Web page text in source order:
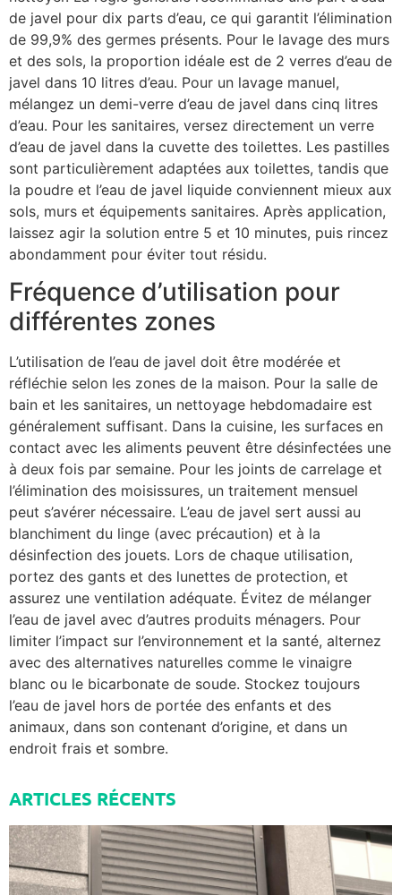
de javel pour dix parts d’eau, ce qui garantit l’élimination
de 99,9% des germes présents. Pour le lavage des murs
et des sols, la proportion idéale est de 2 verres d’eau de
javel dans 10 litres d’eau. Pour un lavage manuel,
mélangez un demi-verre d’eau de javel dans cinq litres
d’eau. Pour les sanitaires, versez directement un verre
d’eau de javel dans la cuvette des toilettes. Les pastilles
sont particulièrement adaptées aux toilettes, tandis que
la poudre et l’eau de javel liquide conviennent mieux aux
sols, murs et équipements sanitaires. Après application,
laissez agir la solution entre 5 et 10 minutes, puis rincez
abondamment pour éviter tout résidu.
Fréquence d’utilisation pour
différentes zones
L’utilisation de l’eau de javel doit être modérée et
réfléchie selon les zones de la maison. Pour la salle de
bain et les sanitaires, un nettoyage hebdomadaire est
généralement suffisant. Dans la cuisine, les surfaces en
contact avec les aliments peuvent être désinfectées une
à deux fois par semaine. Pour les joints de carrelage et
l’élimination des moisissures, un traitement mensuel
peut s’avérer nécessaire. L’eau de javel sert aussi au
blanchiment du linge (avec précaution) et à la
désinfection des jouets. Lors de chaque utilisation,
portez des gants et des lunettes de protection, et
assurez une ventilation adéquate. Évitez de mélanger
l’eau de javel avec d’autres produits ménagers. Pour
limiter l’impact sur l’environnement et la santé, alternez
avec des alternatives naturelles comme le vinaigre
blanc ou le bicarbonate de soude. Stockez toujours
l’eau de javel hors de portée des enfants et des
animaux, dans son contenant d’origine, et dans un
endroit frais et sombre.
ARTICLES RÉCENTS